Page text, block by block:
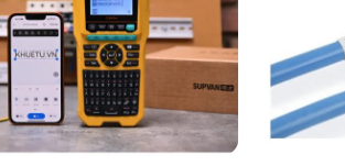
sản phẩm nhãn Dymo để kịp thời